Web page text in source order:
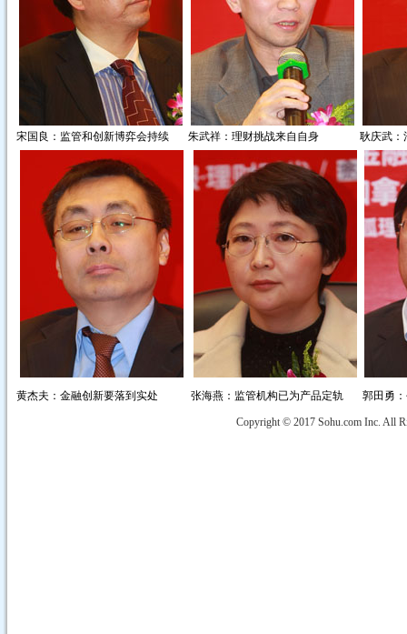
宋国良：监管和创新博弈会持续 朱武祥：理财挑战来自自身 耿庆武：
黄杰夫：金融创新要落到实处 张海燕：监管机构已为产品定轨 郭田勇
Copyright © 2017 Sohu.com Inc. All